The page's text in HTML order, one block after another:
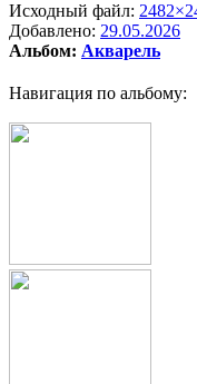
Исходный файл:
Добавлено: 29.05.2026
Альбом: Акварель
Навигация по альбому: